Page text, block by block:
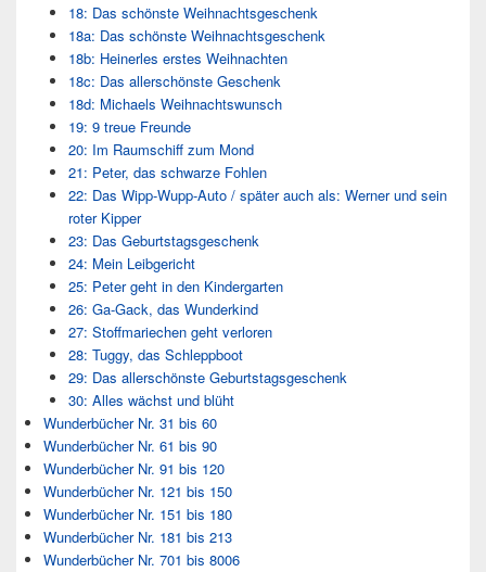
18: Das schönste Weihnachtsgeschenk
18a: Das schönste Weihnachtsgeschenk
18b: Heinerles erstes Weihnachten
18c: Das allerschönste Geschenk
18d: Michaels Weihnachtswunsch
19: 9 treue Freunde
20: Im Raumschiff zum Mond
21: Peter, das schwarze Fohlen
22: Das Wipp-Wupp-Auto / später auch als: Werner und sein
roter Kipper
23: Das Geburtstagsgeschenk
24: Mein Leibgericht
25: Peter geht in den Kindergarten
26: Ga-Gack, das Wunderkind
27: Stoffmariechen geht verloren
28: Tuggy, das Schleppboot
29: Das allerschönste Geburtstagsgeschenk
30: Alles wächst und blüht
Wunderbücher Nr. 31 bis 60
Wunderbücher Nr. 61 bis 90
Wunderbücher Nr. 91 bis 120
Wunderbücher Nr. 121 bis 150
Wunderbücher Nr. 151 bis 180
Wunderbücher Nr. 181 bis 213
Wunderbücher Nr. 701 bis 8006